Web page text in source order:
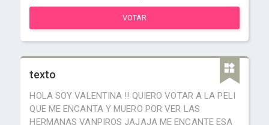
VOTAR
texto
HOLA SOY VALENTINA !! QUIERO VOTAR A LA PELI
QUE ME ENCANTA Y MUERO POR VER LAS
HERMANAS VANPIROS JAJAJA ME ENCANTE ESA